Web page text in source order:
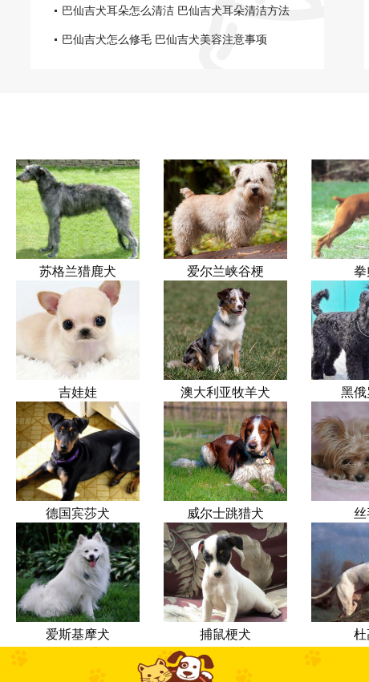
巴仙吉犬耳朵怎么清洁 巴仙吉犬耳朵清洁方法
巴仙吉犬怎么修毛 巴仙吉犬美容注意事项
苏格兰猎鹿犬 爱尔兰峡谷梗
吉娃娃 澳大利亚牧羊犬 黑
德国宾莎犬 威尔士跳猎犬
爱斯基摩犬 捕鼠梗犬